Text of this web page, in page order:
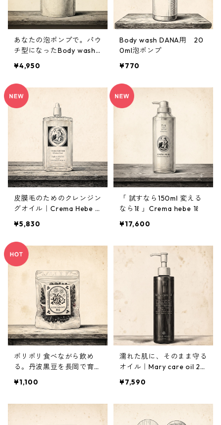
あなたの泡ポンプで。パウ
チ型になったBody wash
フローラル復刻】
¥4,950
Body wash DANA用 20
0ml泡ポンプ
¥770
皮膜毛のためのクレンジン
グオイル｜Crema Hebe 1
¥5,830
「 試すなら150ml 変える
なら1ℓ 」Crema hebe 1ℓ
¥17,600
ポリポリ食べながら飲め
る。丹波黒豆を長岡で育て
¥1,100
濡れた肌に、そのまま守る
オイル｜Mary care oil 20
¥7,590